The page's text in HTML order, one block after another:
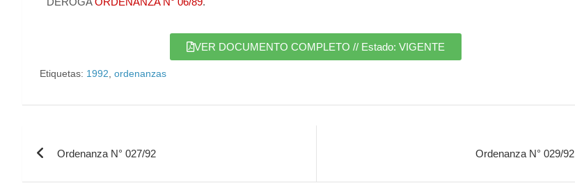
VER DOCUMENTO COMPLETO // Estado: VIGENTE
Etiquetas: 1992, ordenanzas
Ordenanza N° 027/92 Ordenanza N° 029/92